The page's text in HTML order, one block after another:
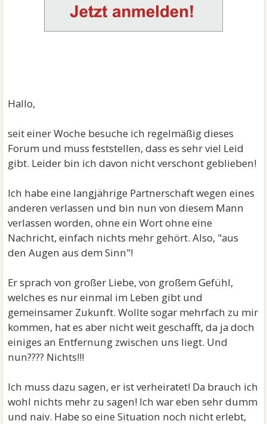
Hallo,
seit einer Woche besuche ich regelmäßig dieses
Forum und muss feststellen, dass es sehr viel Leid
gibt. Leider bin ich davon nicht verschont geblieben!
Ich habe eine langjährige Partnerschaft wegen eines
anderen verlassen und bin nun von diesem Mann
verlassen worden, ohne ein Wort ohne eine
Nachricht, einfach nichts mehr gehört. Also, "aus
den Augen aus dem Sinn"!
Er sprach von großer Liebe, von großem Gefühl,
welches es nur einmal im Leben gibt und
gemeinsamer Zukunft. Wollte sogar mehrfach zu mir
kommen, hat es aber nicht weit geschafft, da ja doch
einiges an Entfernung zwischen uns liegt. Und
nun???? Nichts!!!
Ich muss dazu sagen, er ist verheiratet! Da brauch ich
wohl nichts mehr zu sagen! Ich war eben sehr dumm
und naiv. Habe so eine Situation noch nicht erlebt,